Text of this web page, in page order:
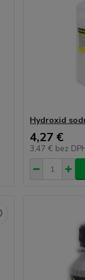
Hydroxid
4,27 €
3,47 € bez